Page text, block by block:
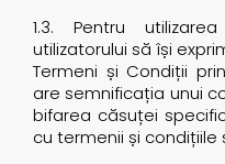
1.3. Pentru
utilizatorului să își
Termeni și Condiții
are semnificația unui
bifarea căsuței
cu termenii și condițiile